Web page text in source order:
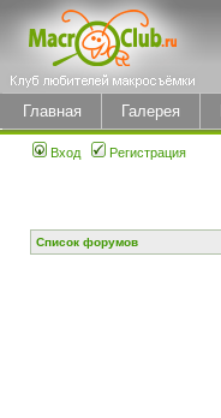
Главная Галерея
Вход Регистрация
Список форумов